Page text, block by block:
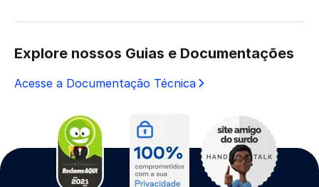
Explore nossos Guias e Documentações
Acesse a Documentação Técnica